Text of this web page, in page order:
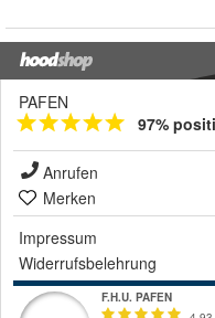
PAFEN
97%
Anrufen
Merken
Impressum
Widerrufsbelehrung